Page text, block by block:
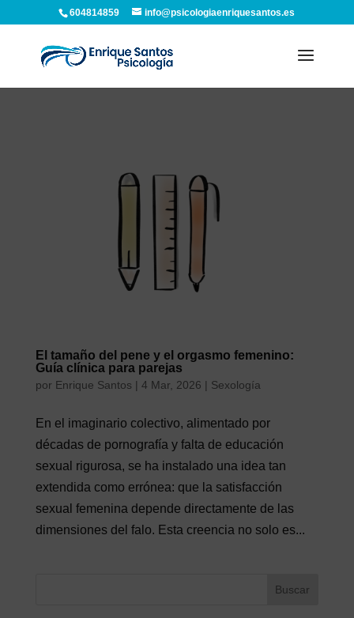
604814859 info@psicologiaenriquesantos.es
El tamaño del pene y el orgasmo femenino:
Guía clínica para parejas
por Enrique Santos | 4 Mar, 2026 | Sexología
En el imaginario colectivo, alimentado por
décadas de pornografía y falta de educación
sexual rigurosa, se ha instalado una idea tan
extendida como errónea: que la satisfacción
sexual femenina depende directamente de las
dimensiones del falo. Esta creencia no solo es...
Buscar